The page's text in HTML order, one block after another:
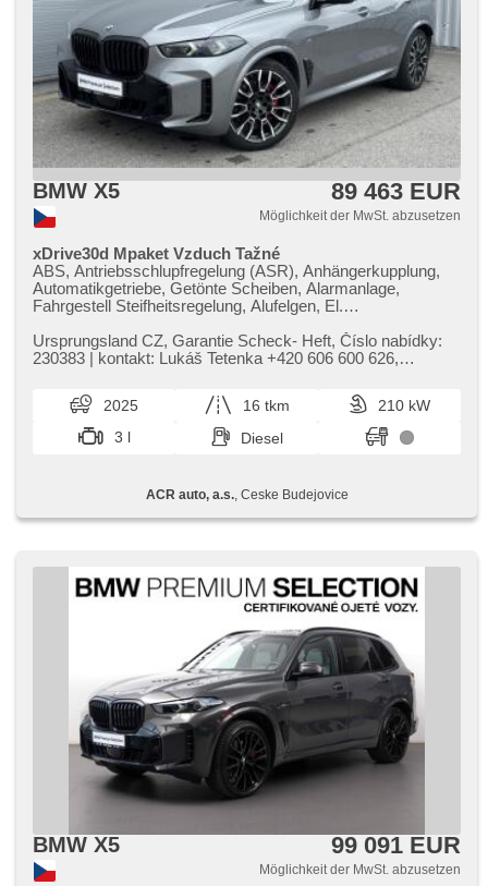
BMW X5 89 463 EUR
Möglichkeit der MwSt. abzusetzen
xDrive30d Mpaket Vzduch Tažné
ABS, Antriebsschlupfregelung (ASR), Anhängerkupplung,
Automatikgetriebe, Getönte Scheiben, Alarmanlage,
Fahrgestell Steifheitsregelung, Alufelgen, El.
Niveauregulierung, El. Spiegel, beheizte Spiegel, beheizte
Sitze, Standheizung, Wegfahrsperre, Zentralverriegelung, El.
Elektronisches Stabilitätsprogramm (ESP), Federung Luft,
Längssitzvorschub, USB, höheneinstellbare Fahrersitz, El.
Klappspiegel, beheizte Lenkrad, Brems-Assistent,
Reifendrucksensor, Lederpolsterung, Parkassistent, AUX,
Speicherkarte, odvětrávaná sedadla, bezdrátová nabíječka
mobilních telefonů, isofix, samostmívací zrcátka, parkovací
interiéru, digitální příjem rádia (DAB), LED adaptivní
světlomety, automatické přepínání dálkových světel
Ursprungsland CZ,​ Garantie Scheck​- Heft,​ Číslo nabídky:
230383 | kontakt: Lukáš Tetenka ​+420 606 600 626,​
2025 16 tkm
210 kW
3 l
Diesel
ACR auto, a.s., Ceske Budejovice
BMW X5 99 091 EUR
Möglichkeit der MwSt. abzusetzen